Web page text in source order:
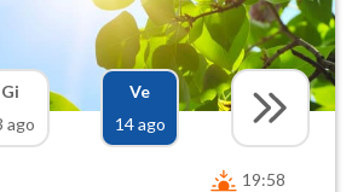
Gi
ago
Ve
14 ago
19:58